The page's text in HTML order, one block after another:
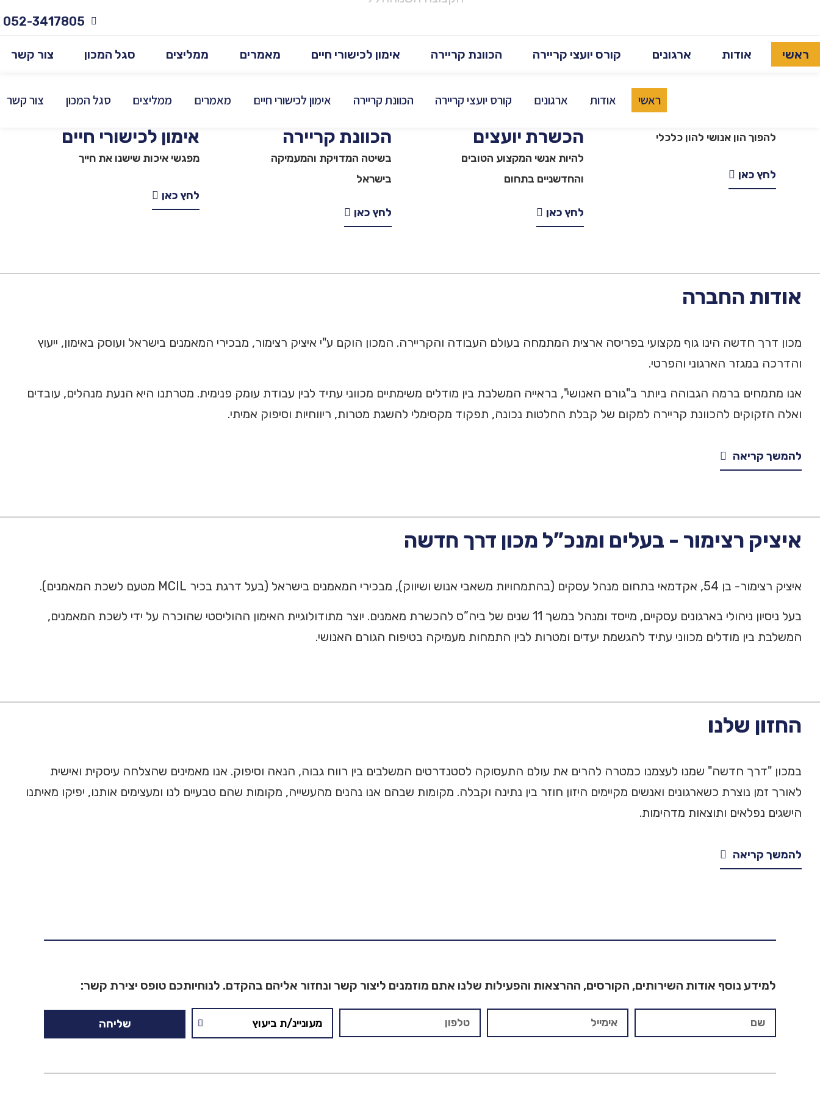
052-3417805
ראשי אודות ארגונים קורס יועצי קריירה הכוונת קריירה אימון לכישורי חיים מאמרים ממליצים סגל המכון צור קשר
ראשי אודות ארגונים קורס יועצי קריירה הכוונת קריירה אימון לכישורי חיים מאמרים ממליצים סגל המכון צור קשר
להפוך הון אנושי להון כלכלי
לחץ כאן
הכשרת יועצים
להיות אנשי המקצוע הטובים
והחדשניים בתחום
לחץ כאן
הכוונת קריירה
בשיטה המדויקת והמעמיקה
בישראל
לחץ כאן
אימון לכישורי חיים
מפגשי איכות שישנו את חייך
לחץ כאן
אודות החברה
מכון דרך חדשה הינו גוף מקצועי בפריסה ארצית המתמחה בעולם העבודה והקריירה. המכון הוקם ע"י איציק רצימור, מבכירי המאמנים בישראל ועוסק באימון, ייעוץ
והדרכה במגזר הארגוני והפרטי.
אנו מתמחים ברמה הגבוהה ביותר ב"גורם האנושי", בראייה המשלבת בין מודלים משימתיים מכווני עתיד לבין עבודת עומק פנימית. מטרתנו היא הנעת מנהלים, עובדים
ואלה הזקוקים להכוונת קריירה למקום של קבלת החלטות נכונה, תפקוד מקסימלי להשגת מטרות, ריווחיות וסיפוק אמיתי.
להמשך קריאה
איציק רצימור - בעלים ומנכ”ל מכון דרך חדשה
איציק רצימור- בן 54, אקדמאי בתחום מנהל עסקים (בהתמחויות משאבי אנוש ושיווק), מבכירי המאמנים בישראל (בעל דרגת בכיר MCIL מטעם לשכת המאמנים).
בעל ניסיון ניהולי בארגונים עסקיים, מייסד ומנהל במשך 11 שנים של ביה”ס להכשרת מאמנים. יוצר מתודולוגיית האימון ההוליסטי שהוכרה על ידי לשכת המאמנים,
המשלבת בין מודלים מכווני עתיד להגשמת יעדים ומטרות לבין התמחות מעמיקה בטיפוח הגורם האנושי.
החזון שלנו
במכון "דרך חדשה" שמנו לעצמנו כמטרה להרים את עולם התעסוקה לסטנדרטים המשלבים בין רווח גבוה, הנאה וסיפוק. אנו מאמינים שהצלחה עיסקית ואישית
לאורך זמן נוצרת כשארגונים ואנשים מקיימים היזון חוזר בין נתינה וקבלה. מקומות שבהם אנו נהנים מהעשייה, מקומות שהם טבעיים לנו ומעצימים אותנו, יפיקו מאיתנו
הישגים נפלאים ותוצאות מדהימות.
להמשך קריאה
למידע נוסף אודות השירותים, הקורסים, ההרצאות והפעילות שלנו אתם מוזמנים ליצור קשר ונחזור אליהם בהקדם. לנוחיותכם טופס יצירת קשר:
שליחה